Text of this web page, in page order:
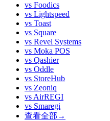
vs Foodics
vs Lightspeed
vs Toast
vs Square
vs Revel Systems
vs Moka POS
vs Qashier
vs Oddle
vs StoreHub
vs Zeoniq
vs AirREGI
vs Smaregi
查看全部 →